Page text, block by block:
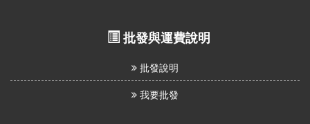
批發與運費說明
批發說明
我要批發